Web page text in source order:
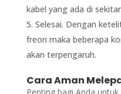
kabel yang ada di
Selesai. Dengan
freon maka beberapa
akan terpengaruh.
Cara Aman